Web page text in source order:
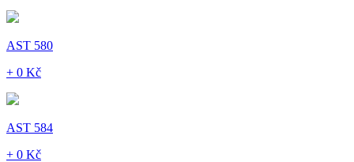
AST 580
+ 0 Kč
AST 584
+ 0 Kč